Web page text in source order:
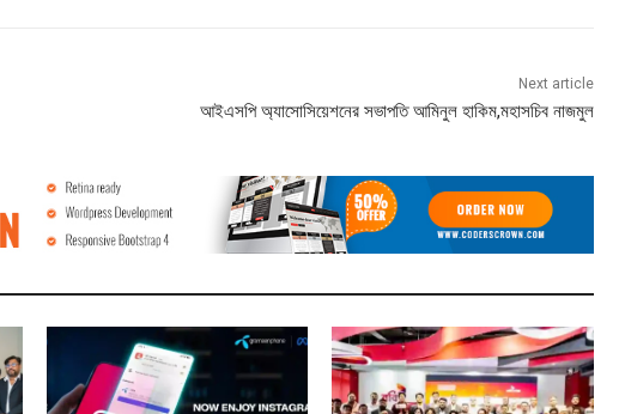
Next article
আইএসপি অ্যাসোসিয়েশনের সভাপতি আমিনুল হাকিম,মহাসচিব নাজমুল